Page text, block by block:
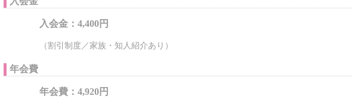
入会金：4,400円
（割引制度／家族・知人紹介あり）
年会費
年会費：4,920円